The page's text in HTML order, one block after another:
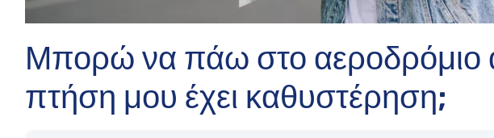
Μπορώ να πάω στο αεροδρόμιο
πτήση μου έχει καθυστέρηση;